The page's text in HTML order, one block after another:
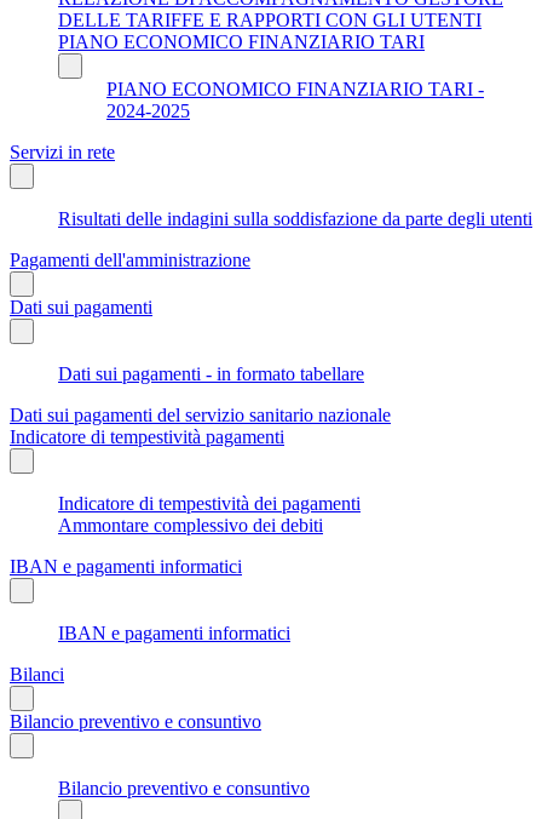
DELLE TARIFFE E RAPPORTI CON GLI UTENTI
PIANO ECONOMICO FINANZIARIO TARI
PIANO ECONOMICO FINANZIARIO TARI -
2024-2025
Servizi in rete
Risultati delle indagini sulla soddisfazione da parte degli utenti
Pagamenti dell'amministrazione
Dati sui pagamenti
Dati sui pagamenti - in formato tabellare
Dati sui pagamenti del servizio sanitario nazionale
Indicatore di tempestività pagamenti
Indicatore di tempestività dei pagamenti
Ammontare complessivo dei debiti
IBAN e pagamenti informatici
IBAN e pagamenti informatici
Bilanci
Bilancio preventivo e consuntivo
Bilancio preventivo e consuntivo